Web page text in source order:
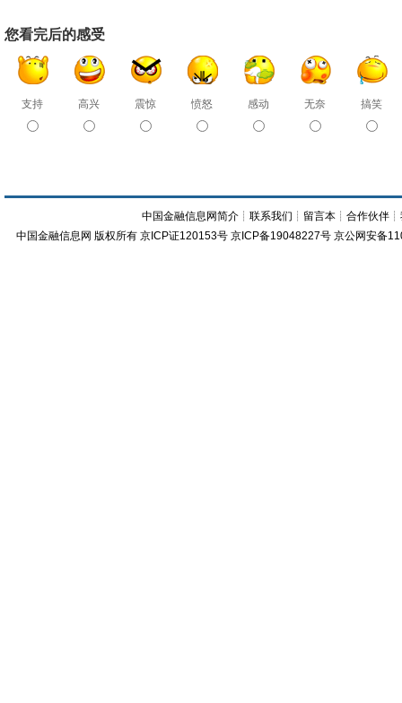
您看完后的感受
支持 高兴 震惊 愤怒 感动 无奈 搞笑
中国金融信息网简介 ┊联系我们 ┊ 留言本 ┊合作伙伴 ┊
中国金融信息网 版权所有 京ICP证120153号 京ICP备19048227号 京公网安备